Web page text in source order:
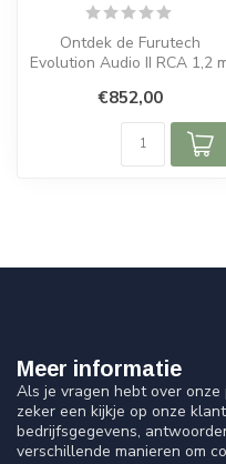
Ontdek de Furutech
Evolution Audio II RCA 1,2
OC...
€852,00
Meer informatie
Als je vragen hebt over
zeker een kijkje op onze
bedrijfsgegevens,
verschillende manieren om